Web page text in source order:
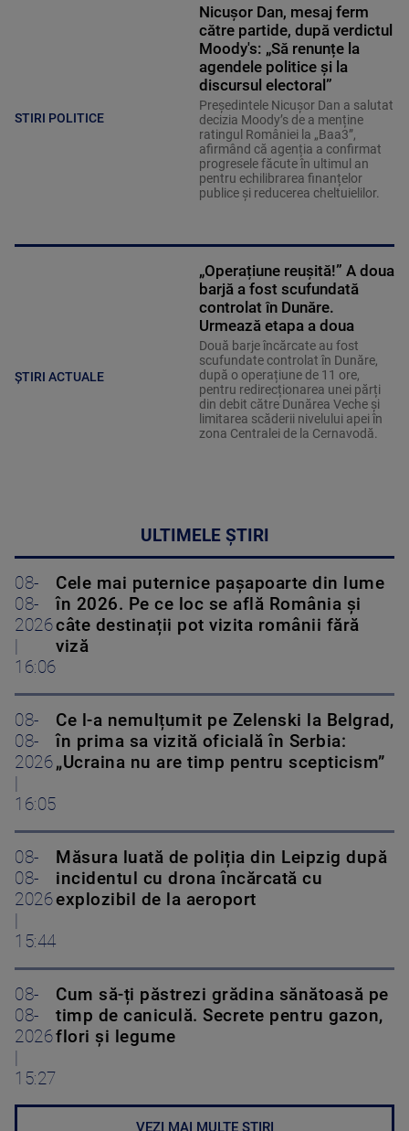
STIRI POLITICE
Nicușor Dan, mesaj ferm
către partide, după verdictul
Moody's: „Să renunțe la
agendele politice şi la
discursul electoral”
Președintele Nicușor Dan a salutat
decizia Moody’s de a menține
ratingul României la „Baa3”,
afirmând că agenția a confirmat
progresele făcute în ultimul an
pentru echilibrarea finanțelor
publice și reducerea cheltuielilor.
ȘTIRI ACTUALE
„Operațiune reușită!” A doua
barjă a fost scufundată
controlat în Dunăre.
Urmează etapa a doua
Două barje încărcate au fost
scufundate controlat în Dunăre,
după o operațiune de 11 ore,
pentru redirecționarea unei părți
din debit către Dunărea Veche și
limitarea scăderii nivelului apei în
zona Centralei de la Cernavodă.
ULTIMELE ȘTIRI
08-
08-
2026
16:06
Cele mai puternice pașapoarte din lume
în 2026. Pe ce loc se află România și
câte destinații pot vizita românii fără
viză
08-
08-
2026
16:05
Ce l-a nemulțumit pe Zelenski la Belgrad,
în prima sa vizită oficială în Serbia:
„Ucraina nu are timp pentru scepticism”
08-
08-
2026
15:44
Măsura luată de poliția din Leipzig după
incidentul cu drona încărcată cu
explozibil de la aeroport
08-
08-
2026
15:27
Cum să-ți păstrezi grădina sănătoasă pe
timp de caniculă. Secrete pentru gazon,
flori și legume
VEZI MAI MULTE ȘTIRI